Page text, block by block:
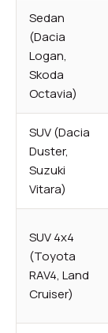
Sedan
(Dacia
Logan,
Skoda
Octavia)
SUV (Dacia
Duster,
Suzuki
Vitara)
SUV 4x4
(Toyota
RAV4, Land
Cruiser)